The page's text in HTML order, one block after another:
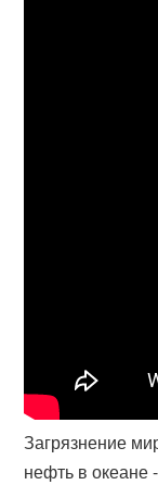
Загрязнение
нефть в океане